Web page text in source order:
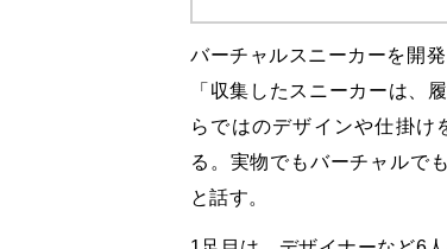
バーチャルスニーカーを開
「収集したスニーカーは、
らではのデザインや仕掛け
る。実物でもバーチャルで
と話す。